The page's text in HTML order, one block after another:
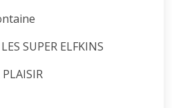
SUPER ELFKINS